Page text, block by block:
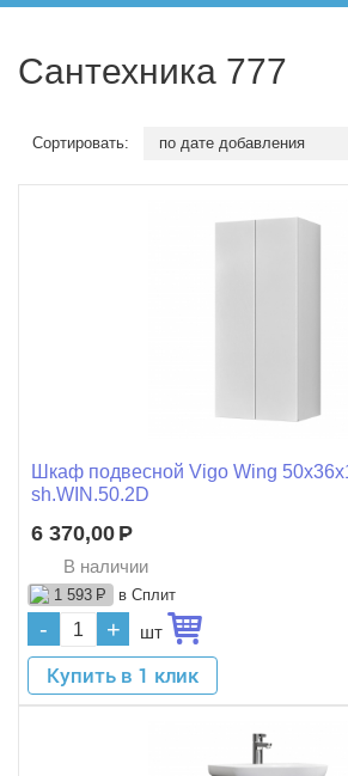
Сантехника 777
Сортировать: по дате добавления
Шкаф подвесной Vigo Wing
sh.WIN.50.2D
6 370,00 Р
В наличии
1 593 Р в Сплит
- + шт
Купить в 1 клик